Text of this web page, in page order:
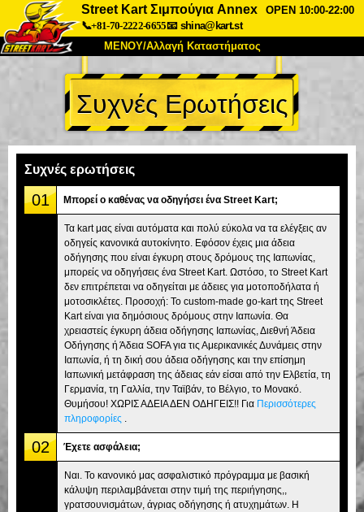
Street Kart Σιμπούγια Annex
OPEN 10:00-22:00
📞+81-70-2222-6655📧 shina@kart.st
ΜΕΝΟΥ/Αλλαγή Καταστήματος
ΚΥΡΙΩΣ
Σχετικά Προδιαγραφές Τιμές
Συχνές Ερωτήσεις
Εταιρεία
Αλλαγή Καταστήματος
Τόκιο Σινάγαουα #1 Τόκιο Ακίχαμπαρα #1
Τόκιο Ακίχαμπαρα #2 Τόκιο Σιμπούγια
Τόκιο Σιμπούγια Annex Τόκιο Κόλπος
Τόκιο Ασακούσα Οσάκα
Οκινάουα
Συχνές Ερωτήσεις
Συχνές ερωτήσεις
01 Μπορεί ο καθένας να οδηγήσει ένα Street Kart;
Τα kart μας είναι αυτόματα και πολύ εύκολα να τα ελέγξεις αν
οδηγείς κανονικά αυτοκίνητο. Εφόσον έχεις μια άδεια
οδήγησης που είναι έγκυρη στους δρόμους της Ιαπωνίας,
μπορείς να οδηγήσεις ένα Street Kart. Ωστόσο, το Street Kart
δεν επιτρέπεται να οδηγείται με άδειες για μοτοποδήλατα ή
μοτοσικλέτες. Προσοχή: Το custom-made go-kart της Street
Kart είναι για δημόσιους δρόμους στην Ιαπωνία. Θα
χρειαστείς έγκυρη άδεια οδήγησης Ιαπωνίας, Διεθνή Άδεια
Οδήγησης ή Άδεια SOFA για τις Αμερικανικές Δυνάμεις στην
Ιαπωνία, ή τη δική σου άδεια οδήγησης και την επίσημη
Ιαπωνική μετάφραση της άδειας εάν είσαι από την Ελβετία, τη
Γερμανία, τη Γαλλία, την Ταϊβάν, το Βέλγιο, το Μονακό.
Θυμήσου! ΧΩΡΙΣ ΑΔΕΙΑ ΔΕΝ ΟΔΗΓΕΙΣ!! Για Περισσότερες
πληροφορίες
02 Έχετε ασφάλεια;
Ναι. Το κανονικό μας ασφαλιστικό πρόγραμμα με βασική
κάλυψη περιλαμβάνεται στην τιμή της περιήγησης,,
γρατσουνισμάτων, άγριας οδήγησης ή ατυχημάτων. Η